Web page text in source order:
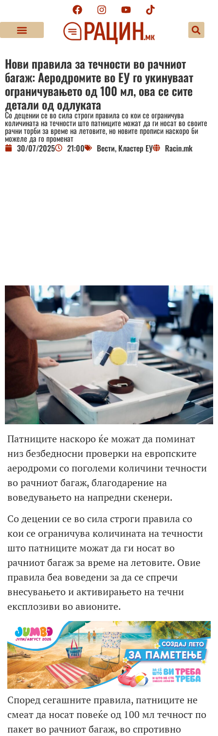
Нови правила за течности во рачниот
багаж: Аеродромите во ЕУ го укинуваат
ограничувањето од 100 мл, ова се сите
детали од одлуката
Со децении се во сила строги правила со кои се ограничува
количината на течности што патниците можат да ги носат во своите
рачни торби за време на летовите, но новите прописи наскоро би
можеле да го променат
30/07/2025
21:00 Вести, Кластер ЕУ Racin.mk
Патниците наскоро ќе можат да поминат
низ безбедносни проверки на европските
аеродроми со поголеми количини течности
во рачниот багаж, благодарение на
воведувањето на напредни скенери.
Со децении се во сила строги правила со
кои се ограничува количината на течности
што патниците можат да ги носат во
рачниот багаж за време на летовите. Овие
правила беа воведени за да се спречи
внесувањето и активирањето на течни
експлозиви во авионите.
Според сегашните правила, патниците не
смеат да носат повеќе од 100 мл течност по
пакет во рачниот багаж, во спротивно